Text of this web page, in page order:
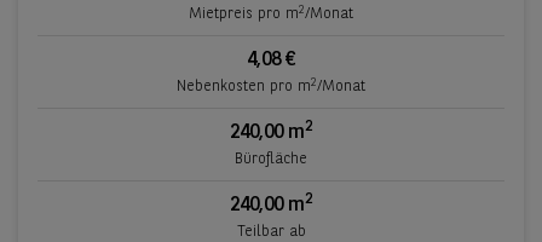
Mietpreis pro m2/Monat
4,08 €
Nebenkosten pro m2/Monat
240,00 m2
Bürofläche
240,00 m2
Teilbar ab